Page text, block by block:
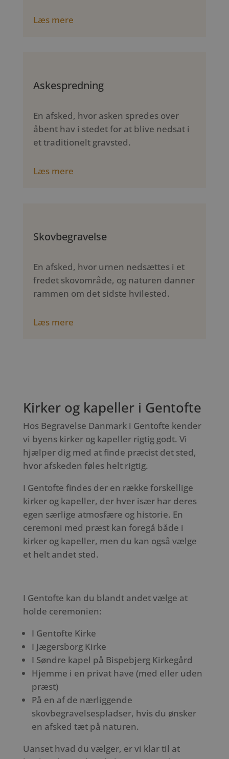
Læs mere
Askespredning
En afsked, hvor asken spredes over
åbent hav i stedet for at blive nedsat i
et traditionelt gravsted.
Læs mere
Skovbegravelse
En afsked, hvor urnen nedsættes i et
fredet skovområde, og naturen danner
rammen om det sidste hvilested.
Læs mere
Kirker og kapeller i Gentofte
Hos Begravelse Danmark i Gentofte kender
vi byens kirker og kapeller rigtig godt. Vi
hjælper dig med at finde præcist det sted,
hvor afskeden føles helt rigtig.
I Gentofte findes der en række forskellige
kirker og kapeller, der hver især har deres
egen særlige atmosfære og historie. En
ceremoni med præst kan foregå både i
kirker og kapeller, men du kan også vælge
et helt andet sted.
I Gentofte kan du blandt andet vælge at
holde ceremonien:
I Gentofte Kirke
I Jægersborg Kirke
I Søndre kapel på Bispebjerg Kirkegård
Hjemme i en privat have (med eller uden
præst)
På en af de nærliggende
skovbegravelsespladser, hvis du ønsker
en afsked tæt på naturen.
Uanset hvad du vælger, er vi klar til at